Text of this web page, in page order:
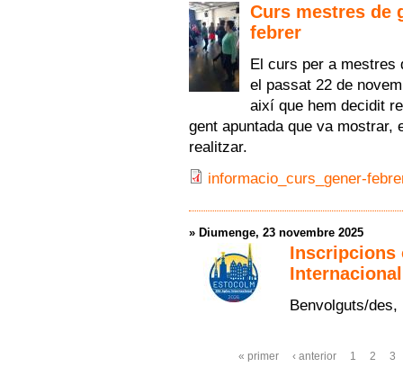
Curs mestres de
febrer
El curs per a mestres
el passat 22 de
així que hem decidit
gent apuntada que va mostrar,
realitzar.
informacio_curs_gener-
» Diumenge, 23 novembre 2025
Inscripcions
Benvolguts/des,
Pàgines« primer ‹ anterior 1 2 3